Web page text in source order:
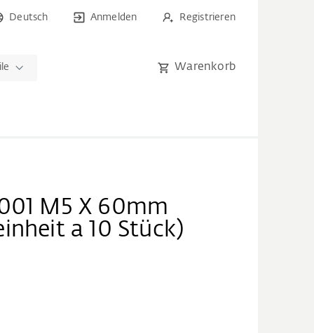
Deutsch Anmelden Registrieren
Warenkorb
M5 X 60mm
a 10 Stück)